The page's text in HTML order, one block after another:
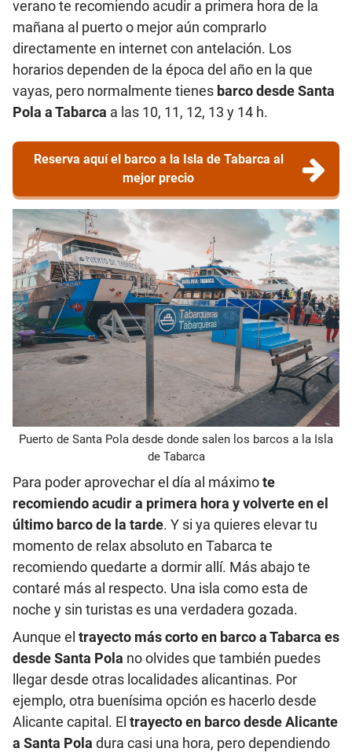
verano te recomiendo acudir a primera hora de la
mañana al puerto o mejor aún comprarlo
directamente en internet con antelación. Los
horarios dependen de la época del año en la que
vayas, pero normalmente tienes barco desde Santa
Pola a Tabarca a las 10, 11, 12, 13 y 14 h.
Reserva aquí el barco a la Isla de Tabarca al
mejor precio
Puerto de Santa Pola desde donde salen los barcos a la Isla
de Tabarca
Para poder aprovechar el día al máximote
recomiendo acudir a primera hora y volverte en el
último barco de la tarde. Y si ya quieres elevar tu
momento de relax absoluto en Tabarca te
recomiendo quedarte a dormir allí. Más abajo te
contaré más al respecto. Una isla como esta de
noche y sin turistas es una verdadera gozada.
Aunque el trayecto más corto en barco a Tabarca es
desde Santa Pola no olvides que también puedes
llegar desde otras localidades alicantinas. Por
ejemplo, otra buenísima opción es hacerlo desde
Alicante capital. El trayecto en barco desde Alicante
a Santa Pola dura casi una hora, pero dependiendo